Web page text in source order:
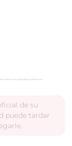
de su
puede tardar